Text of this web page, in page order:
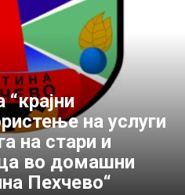
на услуги
на стари и
во домашни
Пехчево“